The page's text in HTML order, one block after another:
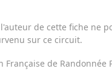
de cette fiche ne
sur ce circuit.
de Randonnée